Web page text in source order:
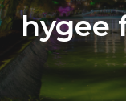
hygee